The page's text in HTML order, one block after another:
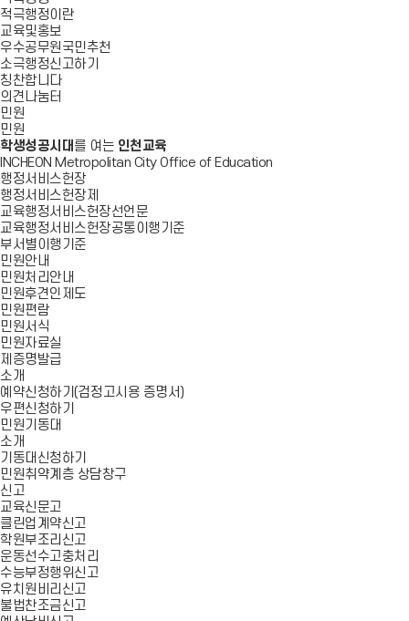
적극행정이란
교육및홍보
우수공무원국민추천
소극행정신고하기
칭찬합니다
의견나눔터
민원
민원
학생성공시대 를 여는 인천교육
INCHEON Metropolitan City Office of Education
행정서비스헌장
행정서비스헌장제
교육행정서비스헌장선언문
교육행정서비스헌장공통이행기준
부서별이행기준
민원안내
민원처리안내
민원후견인제도
민원편람
민원서식
민원자료실
제증명발급
소개
예약신청하기(검정고시용 증명서)
우편신청하기
민원기동대
소개
기동대신청하기
민원취약계층 상담창구
신고
교육신문고
클린업계약신고
학원부조리신고
운동선수고충처리
수능부정행위신고
유치원비리신고
불법찬조금신고